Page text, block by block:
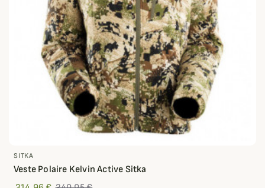
SITKA
Veste Polaire Kelvin Active Sitka